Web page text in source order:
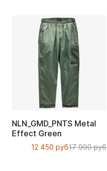
NLN_GMD_PNTS Metal
Effect Green
17 990 руб
12 450 руб